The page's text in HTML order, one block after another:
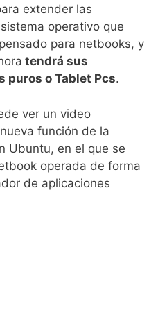
extender las
operativo que
para netbooks, y
tendrá sus
puros o Tablet Pcs.
ver un video
función de la
Ubuntu, en el que se
operada de forma
de aplicaciones